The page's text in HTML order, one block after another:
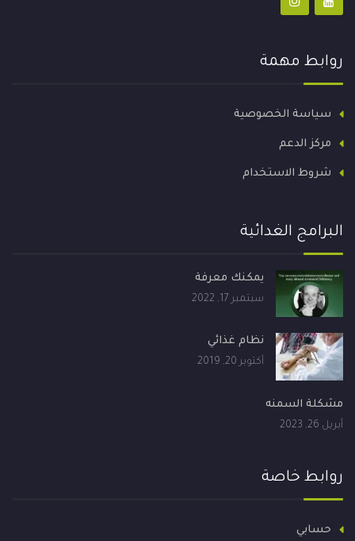
روابط مهمة
سياسة الخصوصية
مركز الدعم
شروط الاستخدام
البرامج الغدائية
يمكنك معرفة
سبتمبر 17, 2022
نظام غذائي
أكتوبر 20, 2019
مشكلة السمنه
أبريل 26, 2023
روابط خاصة
حسابي